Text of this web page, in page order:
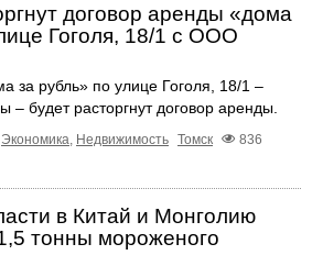
договор аренды «дома
Гоголя, 18/1 с ООО
за рубль» по улице Гоголя, 18/1 –
будет расторгнут договор аренды.
Экономика, Недвижимость Томск
836
в Китай и Монголию
тонны мороженого